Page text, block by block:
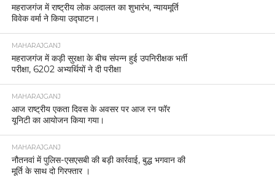
महराजगंज में राष्ट्रीय लोक अदालत का शुभारंभ, न्यायमूर्ति
विवेक वर्मा ने किया उद्घाटन।
MAHARAJGANJ
महराजगंज में कड़ी सुरक्षा के बीच संपन्न हुई उपनिरीक्षक भर्ती
परीक्षा, 6202 अभ्यर्थियों ने दी परीक्षा
MAHARAJGANJ
आज राष्ट्रीय एकता दिवस के अवसर पर आज रन फॉर
यूनिटी का आयोजन किया गया।
MAHARAJGANJ
नौतनवां में पुलिस-एसएसबी की बड़ी कार्रवाई, बुद्ध भगवान की
मूर्ति के साथ दो गिरफ्तार ।